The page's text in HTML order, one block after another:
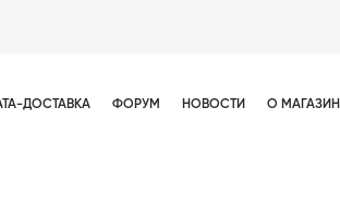
ДОСТАВКА ФОРУМ НОВОСТИ О